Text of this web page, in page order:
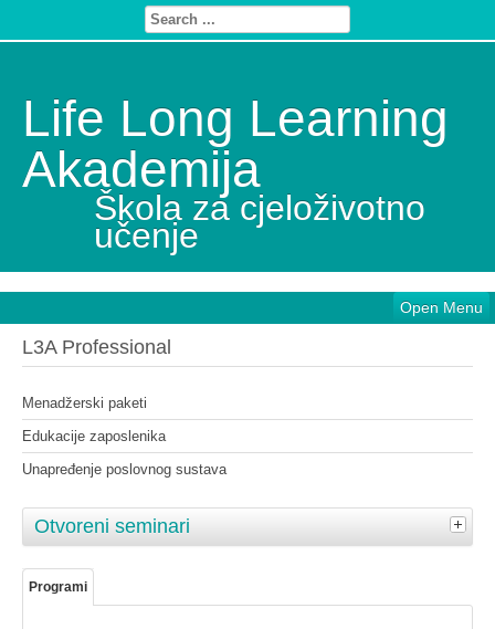
Life Long Learning
Akademija
Škola za cjeloživotno
učenje
Open Menu
L3A Professional
Menadžerski paketi
Edukacije zaposlenika
Unapređenje poslovnog sustava
Otvoreni seminari
Programi